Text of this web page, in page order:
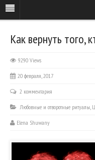
Как вернуть того,
9290 Views
20 февраля, 2017
2 комментария
Любовные и отворотные ритуалы,
Elena Shuwany